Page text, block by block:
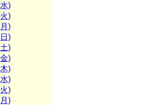
)
)
)
)
)
)
)
)
)
)